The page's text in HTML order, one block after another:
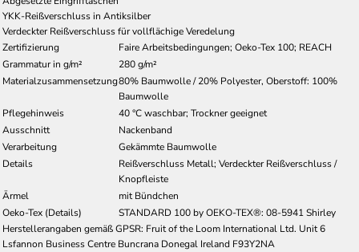
YKK-Reißverschluss in Antiksilber
Verdeckter Reißverschluss für vollflächige Veredelung
Zertifizierung
Faire Arbeitsbedingungen; Oeko-Tex 100; REACH
Grammatur in g/m²
280 g/m²
Materialzusammensetzung80% Baumwolle / 20% Polyester, Oberstoff: 100%
Baumwolle
Pflegehinweis
40 °C waschbar; Trockner geeignet
Ausschnitt
Nackenband
Verarbeitung
Gekämmte Baumwolle
Details
Reißverschluss Metall; Verdeckter Reißverschluss /
Knopfleiste
Ärmel
mit Bündchen
Oeko-Tex (Details)
STANDARD 100 by OEKO-TEX®: 08-5941 Shirley
Herstellerangaben gemäß GPSR: Fruit of the Loom International Ltd. Unit 6
Lsfannon Business Centre Buncrana Donegal Ireland F93Y2NA